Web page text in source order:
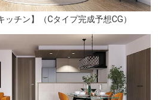
約780m）
ッチン】（Cタイプ完成予想CG）